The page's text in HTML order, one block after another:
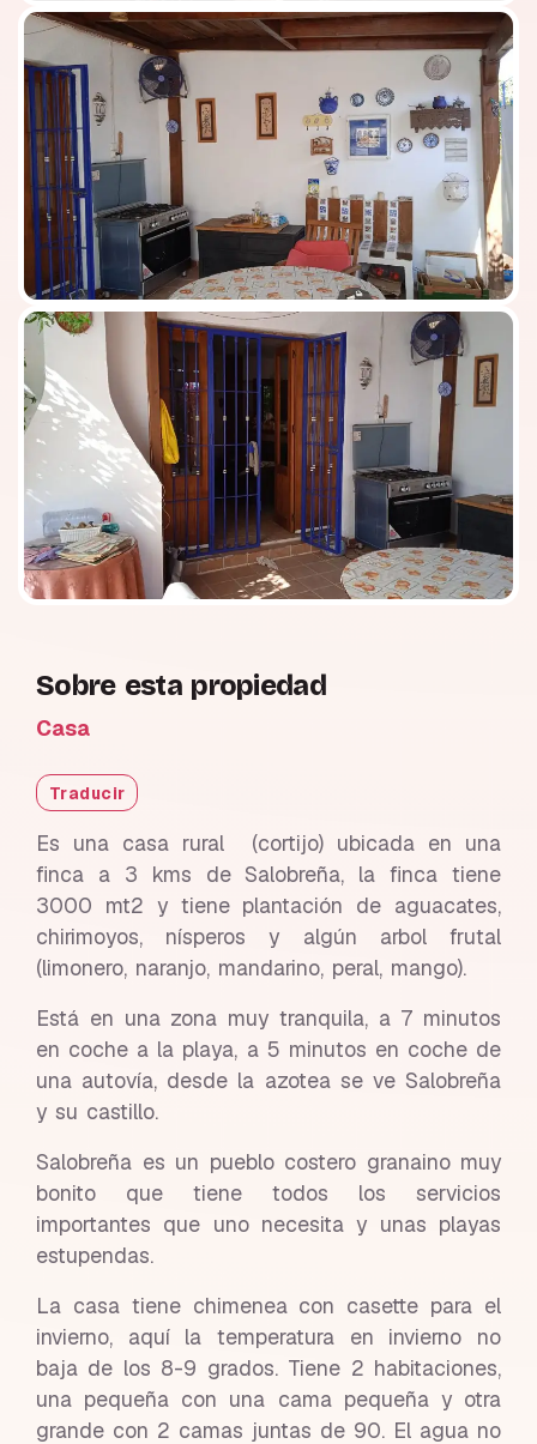
Sobre esta propiedad
Casa
Traducir
Es una casa rural (cortijo) ubicada en una
finca a 3 kms de Salobreña, la finca tiene
3000 mt2 y tiene plantación de aguacates,
chirimoyos, nísperos y algún arbol frutal
(limonero, naranjo, mandarino, peral, mango).
Está en una zona muy tranquila, a 7 minutos
en coche a la playa, a 5 minutos en coche de
una autovía, desde la azotea se ve Salobreña
y su castillo.
Salobreña es un pueblo costero granaino muy
bonito que tiene todos los servicios
importantes que uno necesita y unas playas
estupendas.
La casa tiene chimenea con casette para el
invierno, aquí la temperatura en invierno no
baja de los 8-9 grados. Tiene 2 habitaciones,
una pequeña con una cama pequeña y otra
grande con 2 camas juntas de 90. El agua no